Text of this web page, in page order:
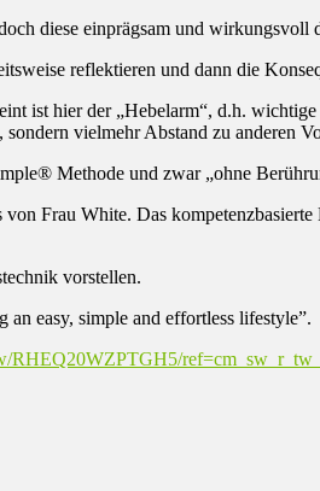
diese einprägsam und wirkungsvoll
reflektieren und dann die
ist hier der „Hebelarm“, d.h.
vielmehr Abstand zu anderen
Methode und zwar „ohne
Frau White. Das
vorstellen.
an easy, simple and effortless lifestyle”.
RHEQ20WZPTGH5/